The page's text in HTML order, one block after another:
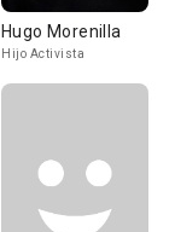
Hugo Morenilla
Hijo Activista